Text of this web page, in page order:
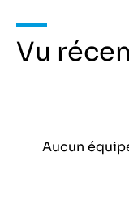
Vu
Aucun